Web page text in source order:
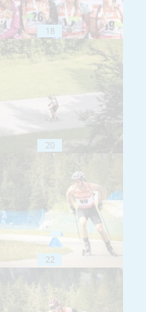
18
20
22